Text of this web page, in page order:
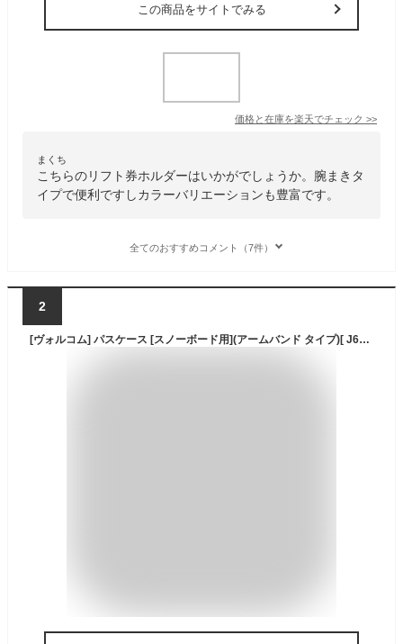
この商品をサイトでみる
価格と在庫を楽天でチェック >>
まくち
こちらのリフト券ホルダーはいかがでしょうか。腕まきタ
イプで便利ですしカラーバリエーションも豊富です。
全てのおすすめコメント（7件）
2
[ヴォルコム] パスケース [スノーボード用](アームバンド タイプ)[ J68023JF / JP WRAP PASSCASE ] 腕 NBK_ニューブラック